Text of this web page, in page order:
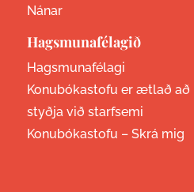
Nánar
Hagsmunafélagið
Hagsmunafélagi
Konubókastofu er ætlað að
styðja við starfsemi
Konubókastofu – Skrá mig